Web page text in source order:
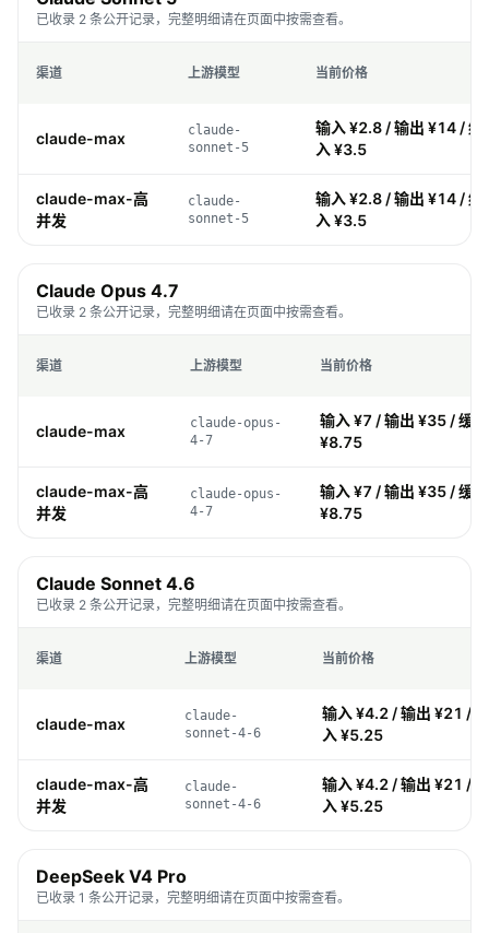
已收录 2 条公开记录，完整明细请在页面中按需查看。
渠道 上游模型 当前价格
claude-max
claude-
sonnet-5
输入 ¥2.8 / 输出 ¥14 /
入 ¥3.5
claude-max-高
并发
claude-
sonnet-5
输入 ¥2.8 / 输出 ¥14 /
入 ¥3.5
Claude Opus 4.7
已收录 2 条公开记录，完整明细请在页面中按需查看。
渠道 上游模型 当前价格
claude-max
claude-opus-
4-7
输入 ¥7 / 输出 ¥35 / 缓
¥8.75
claude-max-高
并发
claude-opus-
4-7
输入 ¥7 / 输出 ¥35 / 缓
¥8.75
Claude Sonnet 4.6
已收录 2 条公开记录，完整明细请在页面中按需查看。
渠道 上游模型 当前价格
claude-max
claude-
sonnet-4-6
输入 ¥4.2 / 输出 ¥21 /
入 ¥5.25
claude-max-高
并发
claude-
sonnet-4-6
输入 ¥4.2 / 输出 ¥21 /
入 ¥5.25
DeepSeek V4 Pro
已收录 1 条公开记录，完整明细请在页面中按需查看。